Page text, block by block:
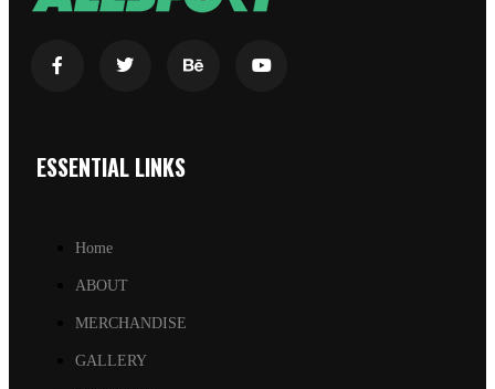
ESSENTIAL LINKS
Home
ABOUT
MERCHANDISE
GALLERY